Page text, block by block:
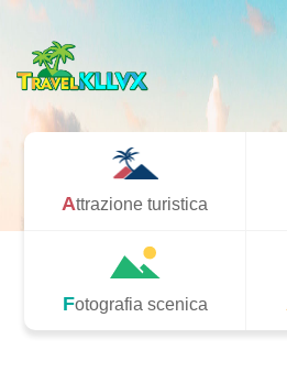
Attrazione turistica
Fotografia scenica